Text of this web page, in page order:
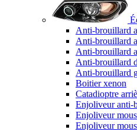
Anti-brouillard
Anti-brouillard
Anti-brouillard
Anti-brouillard
Anti-brouillard
Boitier xenon
Catadioptre
Enjoliveur anti-
Enjoliveur
Enjoliveur